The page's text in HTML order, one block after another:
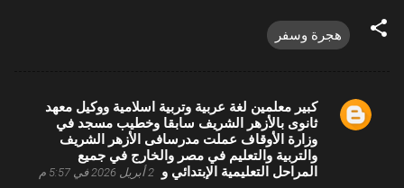
هجرة وسفر
كبير معلمين لغة عربية وتربية اسلامية ووكيل معهد
ثانوى بالأزهر الشريف سابقا وخطيب مسجد في
وزارة الأوقاف عملت مدرسافى الأزهر الشريف
والتربية والتعليم في مصر والخارج في جميع
المراحل التعليمية الإبتدائي و 2 أبريل 2026 في 5:57 م